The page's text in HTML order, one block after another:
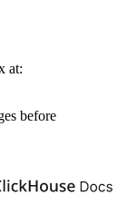
at:
before